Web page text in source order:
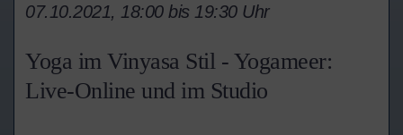
Yoga im Vinyasa Stil - Yogameer:
Live-Online und im Studio
07.10.2021, 18:00 bis 19:30 Uhr